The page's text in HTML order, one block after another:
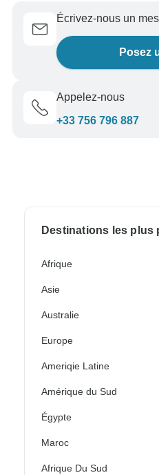
Écrivez-nous un
Posez
Appelez-nous
+33 756 796 887
Destinations les plus
Afrique
Asie
Australie
Europe
Ameriqie Latine
Amérique du Sud
Égypte
Maroc
Afrique Du Sud